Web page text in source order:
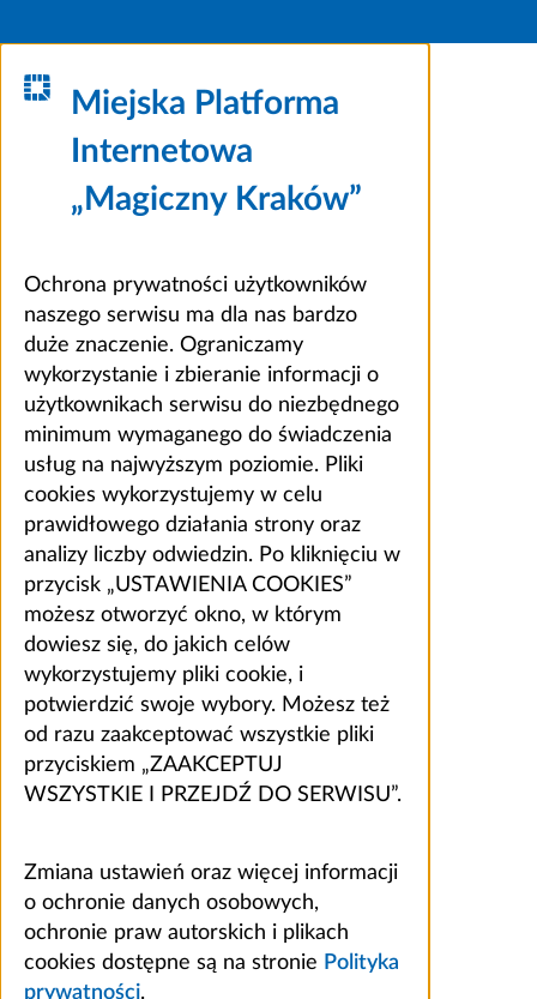
Miejska Platforma
Internetowa
„Magiczny Kraków”
Ochrona prywatności użytkowników
naszego serwisu ma dla nas bardzo
duże znaczenie. Ograniczamy
wykorzystanie i zbieranie informacji o
użytkownikach serwisu do niezbędnego
minimum wymaganego do świadczenia
usług na najwyższym poziomie. Pliki
cookies wykorzystujemy w celu
prawidłowego działania strony oraz
analizy liczby odwiedzin. Po kliknięciu w
przycisk „USTAWIENIA COOKIES”
możesz otworzyć okno, w którym
dowiesz się, do jakich celów
wykorzystujemy pliki cookie, i
potwierdzić swoje wybory. Możesz też
od razu zaakceptować wszystkie pliki
przyciskiem „ZAAKCEPTUJ
WSZYSTKIE I PRZEJDŹ DO SERWISU”.
Zmiana ustawień oraz więcej informacji
o ochronie danych osobowych,
ochronie praw autorskich i plikach
cookies dostępne są na stronie Polityka
prywatności.